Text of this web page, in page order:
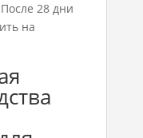
28 дни
на